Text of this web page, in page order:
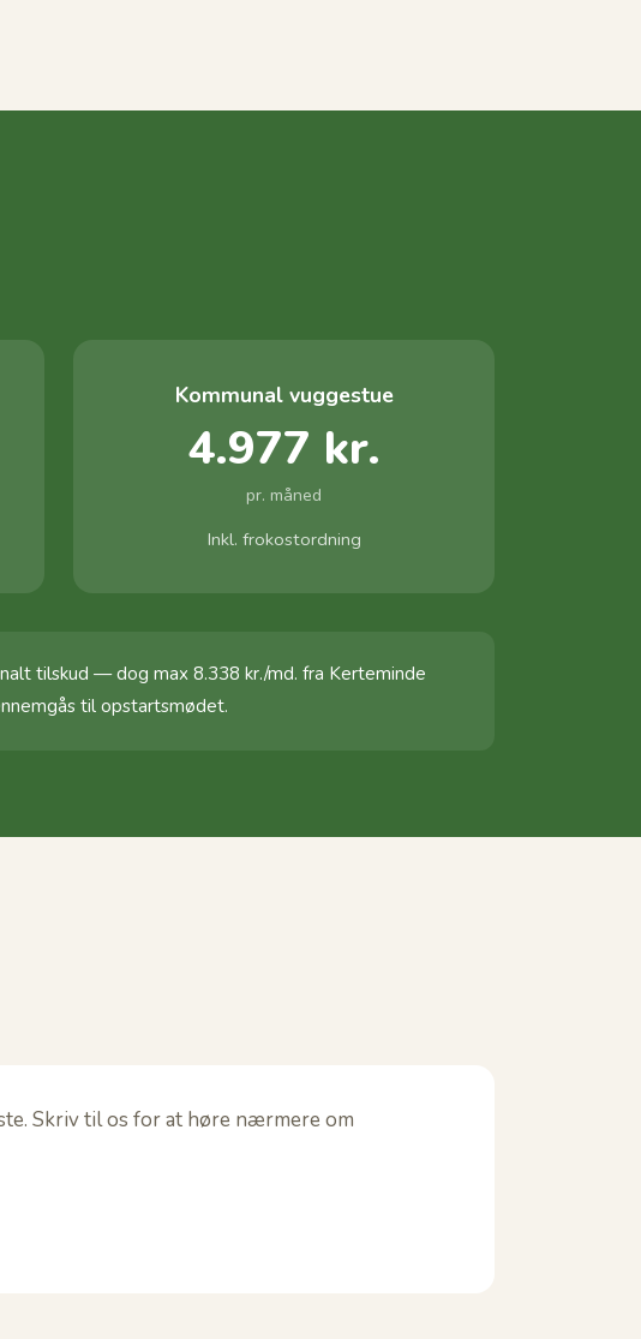
Kommunal vuggestue
4.977 kr.
pr. måned
Inkl. frokostordning
tilskud — dog max 8.338 kr./md. fra Kerteminde
til opstartsmødet.
Skriv til os for at høre nærmere om